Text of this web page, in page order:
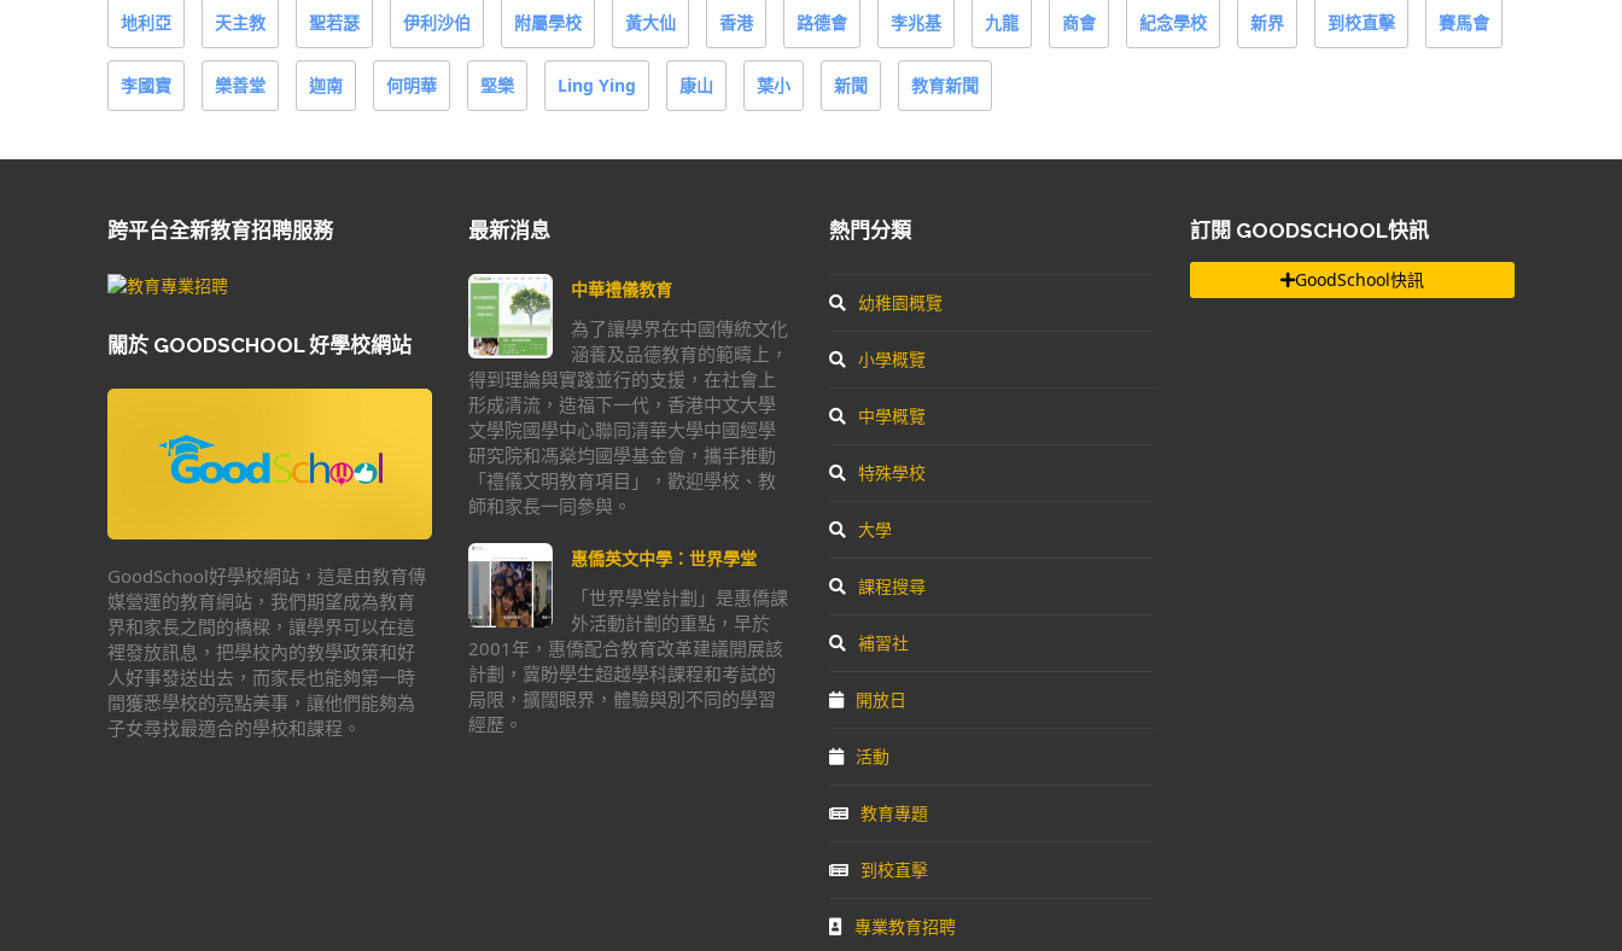
地利亞 天主教 聖若瑟 伊利沙伯 附屬學校 黃大仙 香港 路德會 李兆基 九龍 商會 紀念學校 新界 到校直擊 賽馬會
李國寶 樂善堂 迦南 何明華 堅樂 Ling Ying 康山 葉小 新聞 教育新聞
跨平台全新教育招聘服務
關於 GOODSCHOOL 好學校網站
GoodSchool好學校網站，這是由教育傳
媒營運的教育網站，我們期望成為教育
界和家長之間的橋樑，讓學界可以在這
裡發放訊息，把學校內的教學政策和好
人好事發送出去，而家長也能夠第一時
間獲悉學校的亮點美事，讓他們能夠為
子女尋找最適合的學校和課程。
最新消息
中華禮儀教育
為了讓學界在中國傳統文化
涵養及品德教育的範疇上，
得到理論與實踐並行的支援，在社會上
形成清流，造福下一代，香港中文大學
文學院國學中心聯同清華大學中國經學
研究院和馮燊均國學基金會，攜手推動
「禮儀文明教育項目」，歡迎學校、教
師和家長一同參與。
惠僑英文中學：世界學堂
「世界學堂計劃」是惠僑課
外活動計劃的重點，早於
2001年，惠僑配合教育改革建議開展該
計劃，冀盼學生超越學科課程和考試的
局限，擴闊眼界，體驗與別不同的學習
經歷。
熱門分類
幼稚園概覽
小學概覽
中學概覽
特殊學校
大學
課程搜尋
補習社
開放日
活動
教育專題
到校直擊
專業教育招聘
訂閱 GOODSCHOOL快訊
GoodSchool快訊